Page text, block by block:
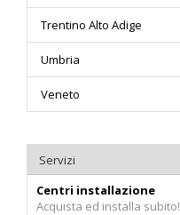
Trentino Alto Adige
Umbria
Veneto
Servizi
Centri installazione
Acquista ed installa subito!